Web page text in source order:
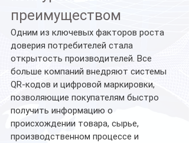
преимуществом
Одним из ключевых факторов роста
доверия потребителей стала
открытость производителей. Все
больше компаний внедряют системы
QR-кодов и цифровой маркировки,
позволяющие покупателям быстро
получить информацию о
происхождении товара, сырье,
производственном процессе и